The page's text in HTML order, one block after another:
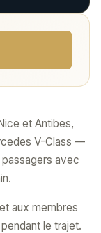
et Antibes,
V-Class —
avec
aux membres
le trajet.